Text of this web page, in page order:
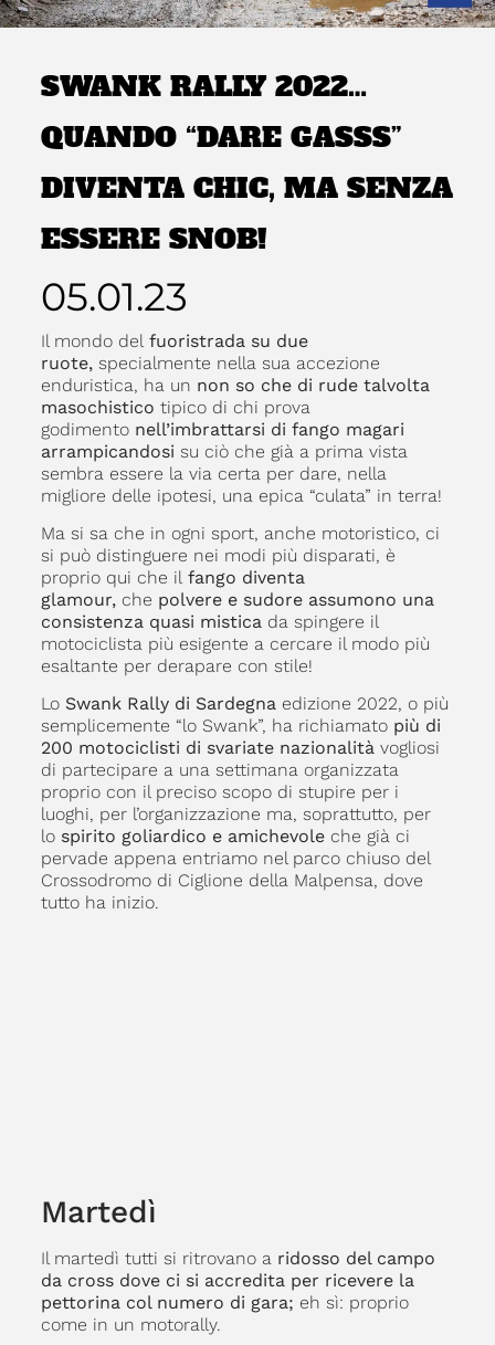
SWANK RALLY 2022…
QUANDO “DARE GASSS”
DIVENTA CHIC, MA SENZA
ESSERE SNOB!
05.01.23
Il mondo del fuoristrada su due
ruote, specialmente nella sua accezione
enduristica, ha un non so che di rude talvolta
masochistico tipico di chi prova
godimento nell’imbrattarsi di fango magari
arrampicandosi su ciò che già a prima vista
sembra essere la via certa per dare, nella
migliore delle ipotesi, una epica “culata” in terra!
Ma si sa che in ogni sport, anche motoristico, ci
si può distinguere nei modi più disparati, è
proprio qui che il fango diventa
glamour,che polvere e sudore assumono una
consistenza quasi misticada spingere il
motociclista più esigente a cercare il modo più
esaltante per derapare con stile!
Lo Swank Rally di Sardegnaedizione 2022, o più
semplicemente “lo Swank”, ha richiamato più di
200 motociclisti di svariate nazionalitàvogliosi
di partecipare a una settimana organizzata
proprio con il preciso scopo di stupire per i
luoghi, per l’organizzazione ma, soprattutto, per
lo spirito goliardico e amichevoleche già ci
pervade appena entriamo nel parco chiuso del
Crossodromo di Ciglione della Malpensa, dove
tutto ha inizio.
Martedì
Il martedì tutti si ritrovano a ridosso del campo
da cross dove ci si accredita per ricevere la
pettorina col numero di gara; eh sì: proprio
come in un motorally.